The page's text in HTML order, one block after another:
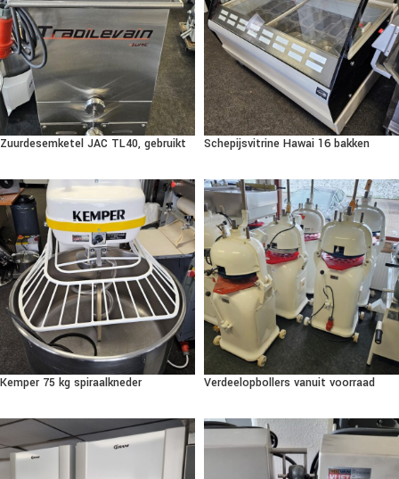
Zuurdesemketel JAC TL40, gebruikt Schepijsvitrine Hawai 16 bakken
Kemper 75 kg spiraalkneder Verdeelopbollers vanuit voorraad